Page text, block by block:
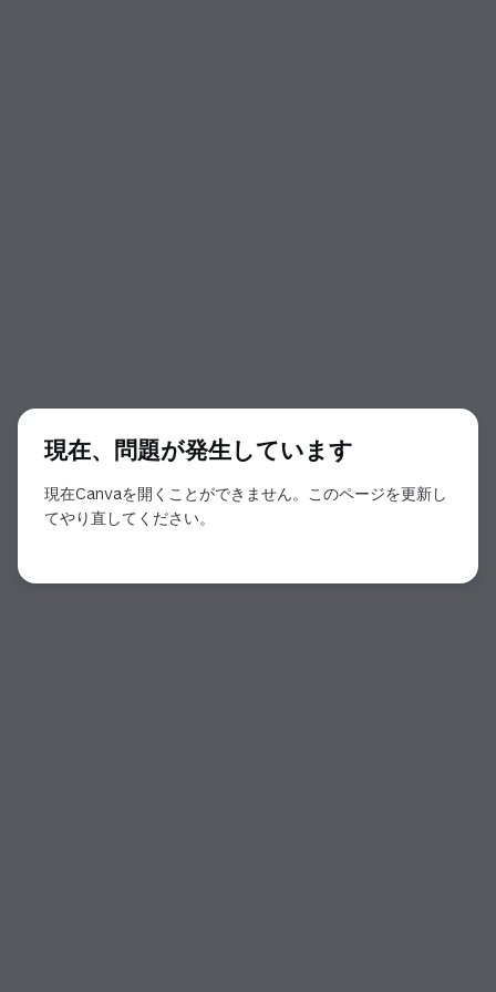
現在、問題が発生しています
現在Canvaを開くことができません。このページを更新し
てやり直してください。